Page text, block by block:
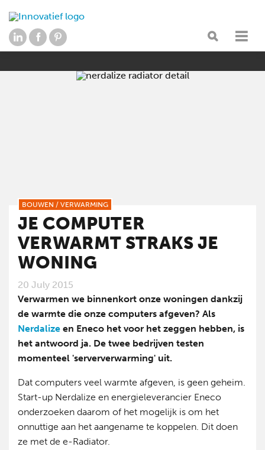
BOUWEN / VERWARMING
JE COMPUTER
VERWARMT STRAKS JE
WONING
20 July 2015
Verwarmen we binnenkort onze woningen dankzij
de warmte die onze computers afgeven? Als
Nerdalize en Eneco het voor het zeggen hebben, is
het antwoord ja. De twee bedrijven testen
momenteel 'serververwarming' uit.
Dat computers veel warmte afgeven, is geen geheim.
Start-up Nerdalize en energieleverancier Eneco
onderzoeken daarom of het mogelijk is om het
onnuttige aan het aangename te koppelen. Dit doen
ze met de e-Radiator.